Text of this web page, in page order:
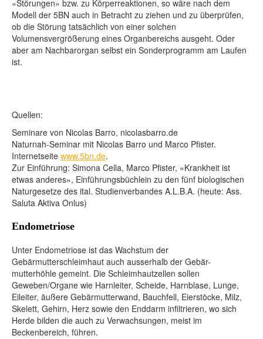
«Störungen» bzw. zu Körperreaktionen, so wäre nach dem
Modell der 5BN auch in Betracht zu ziehen und zu überprüfen,
ob die Störung tatsächlich von einer solchen
Volumensvergrößerung eines Organbereichs ausgeht. Oder
aber am Nachbarorgan selbst ein Sonderprogramm am Laufen
ist.
Quellen:
Seminare von Nicolas Barro, nicolasbarro.de
Naturnah-Seminar mit Nicolas Barro und Marco Pfister.
Internetseite www.5bn.de.
Zur Einführung: Simona Cella, Marco Pfister, «Krankheit ist
etwas anderes», Einführungsbüchlein zu den fünf biologischen
Naturgesetze des ital. Studienverbandes A.L.B.A. (heute: Ass.
Saluta Aktiva Onlus)
Endometriose
Unter Endometriose ist das Wachstum der
Gebärmutterschleimhaut auch ausserhalb der Gebär-
mutterhöhle gemeint. Die Schleimhautzellen sollen
Geweben/Organe wie Harnleiter, Scheide, Harnblase, Lunge,
Eileiter, äußere Gebärmutterwand, Bauchfell, Eierstöcke, Milz,
Skelett, Gehirn, Herz sowie den Enddarm infiltrieren, wo sich
Herde bilden die auch zu Verwachsungen, meist im
Beckenbereich, führen.